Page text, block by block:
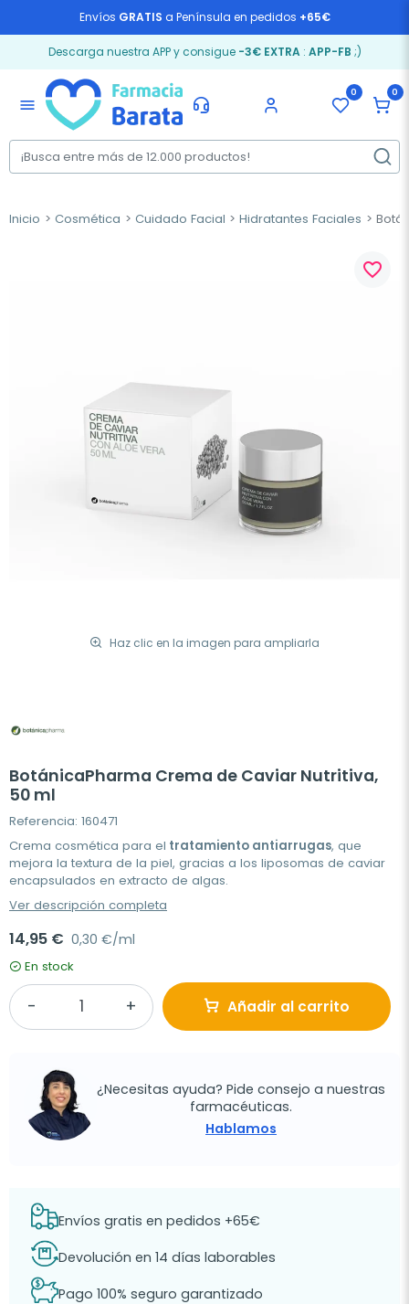
Envíos GRATIS a Península en pedidos +65€
Descarga nuestra APP y consigue -3€ EXTRA: APP-FB ;)
menu
0 0
Inicio Cosmética Cuidado Facial Hidratantes Faciales
Haz clic en la imagen para ampliarla
favorite_border
BotánicaPharma Crema de Caviar Nutritiva,
50 ml
Referencia: 160471
Crema cosmética para el tratamiento antiarrugas, que
mejora la textura de la piel, gracias a los liposomas de caviar
encapsulados en extracto de algas.
Ver descripción completa
14,95 € 0,30 €/ml
En stock
Añadir al carrito
¿Necesitas ayuda? Pide consejo a nuestras
farmacéuticas.
Hablamos
Envíos gratis en pedidos +65€
Devolución en 14 días laborables
Pago 100% seguro garantizado